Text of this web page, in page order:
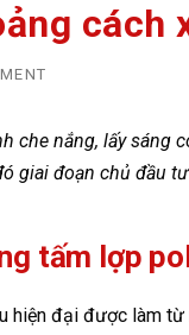
cách
che nắng, lấy sáng
giai đoạn chủ đầu
tấm lợp
hiện đại được làm